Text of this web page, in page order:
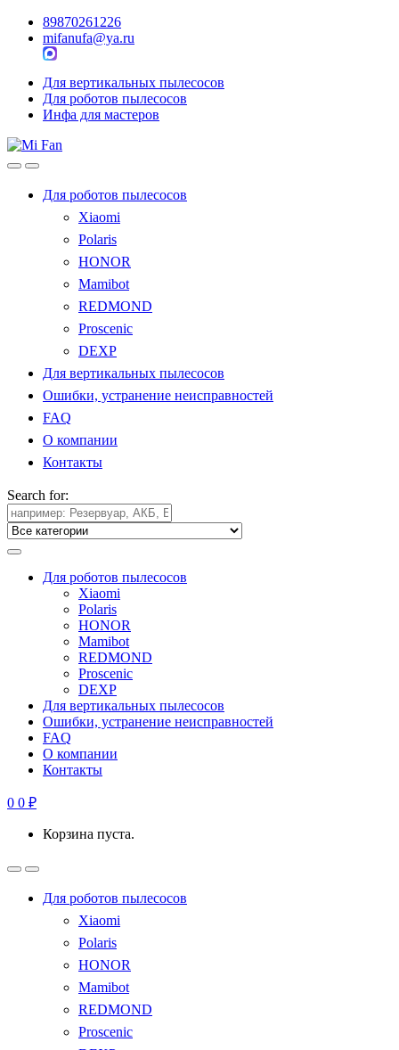
89870261226
mifanufa@ya.ru
Для вертикальных пылесосов
Для роботов пылесосов
Инфа для мастеров
Для роботов пылесосов
Xiaomi
Polaris
HONOR
Mamibot
REDMOND
Proscenic
DEXP
Для вертикальных пылесосов
Ошибки, устранение неисправностей
FAQ
О компании
Контакты
Search for:
Для роботов пылесосов
Xiaomi
Polaris
HONOR
Mamibot
REDMOND
Proscenic
DEXP
Для вертикальных пылесосов
Ошибки, устранение неисправностей
FAQ
О компании
Контакты
0 0 ₽
Корзина пуста.
Для роботов пылесосов
Xiaomi
Polaris
HONOR
Mamibot
REDMOND
Proscenic